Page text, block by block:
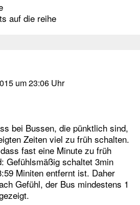
auf die reihe
um 23:06 Uhr
bei Bussen, die pünktlich sind,
Zeiten viel zu früh schalten.
fast eine Minute zu früh
Gefühlsmäßig schaltet 3min
Miniten entfernt ist. Daher
Gefühl, der Bus mindestens 1